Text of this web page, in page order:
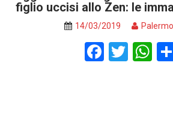
figlio uccisi allo Zen: le
14/03/2019
F
T W